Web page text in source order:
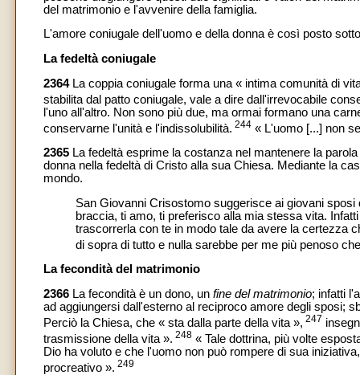
del matrimonio e l'avvenire della famiglia.
L'amore coniugale dell'uomo e della donna è così posto
La fedeltà coniugale
2364La coppia coniugale forma una « intima comunità di
stabilita dal patto coniugale, vale a dire dall'irrevocabile
l'uno all'altro. Non sono più due, ma ormai formano una
conservarne l'unità e l'indissolubilità. 244 « L'uomo [...] non
2365 La fedeltà esprime la costanza nel mantenere la
donna nella fedeltà di Cristo alla sua Chiesa. Mediante la
mondo.
San Giovanni Crisostomo suggerisce ai giovani
braccia, ti amo, ti preferisco alla mia stessa vita.
trascorrerla con te in modo tale da avere la certezza
di sopra di tutto e nulla sarebbe per me più penoso
La fecondità del matrimonio
2366 La fecondità è un dono, un fine del matrimonio; infatti
ad aggiungersi dall'esterno al reciproco amore degli sposi;
Perciò la Chiesa, che « sta dalla parte della vita », 247
trasmissione della vita ». 248 « Tale dottrina, più volte
Dio ha voluto e che l'uomo non può rompere di sua
procreativo ». 249